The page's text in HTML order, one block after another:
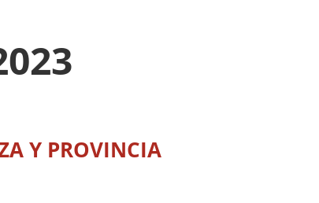
Y PROVINCIA